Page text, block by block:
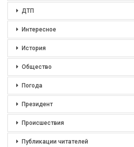
ДТП
Интересное
История
Общество
Погода
Президент
Происшествия
Публикации читателей